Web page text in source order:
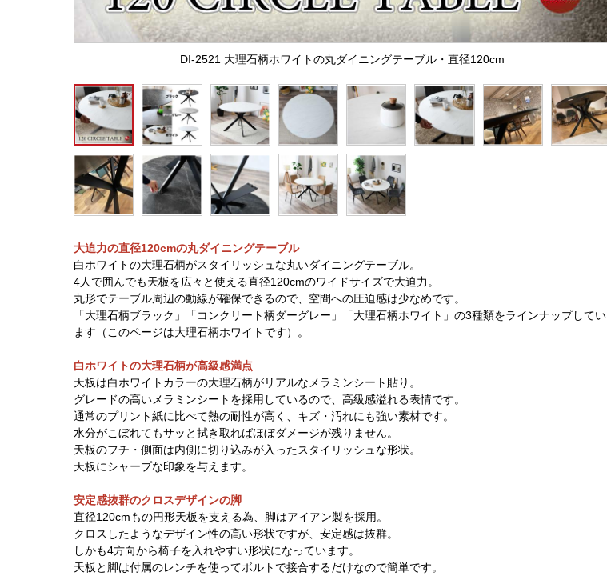
DI-2521 大理石柄ホワイトの丸ダイニングテーブル・直径120cm
大迫力の直径120cmの丸ダイニングテーブル
白ホワイトの大理石柄がスタイリッシュな丸いダイニングテーブル。
4人で囲んでも天板を広々と使える直径120cmのワイドサイズで大迫力。
丸形でテーブル周辺の動線が確保できるので、空間への圧迫感は少なめです。
「大理石柄ブラック」「コンクリート柄ダーグレー」「大理石柄ホワイト」の3種類をラインナップしてい
ます（このページは大理石柄ホワイトです）。
白ホワイトの大理石柄が高級感満点
天板は白ホワイトカラーの大理石柄がリアルなメラミンシート貼り。
グレードの高いメラミンシートを採用しているので、高級感溢れる表情です。
通常のプリント紙に比べて熱の耐性が高く、キズ・汚れにも強い素材です。
水分がこぼれてもサッと拭き取ればほぼダメージが残りません。
天板のフチ・側面は内側に切り込みが入ったスタイリッシュな形状。
天板にシャープな印象を与えます。
安定感抜群のクロスデザインの脚
直径120cmもの円形天板を支える為、脚はアイアン製を採用。
クロスしたようなデザイン性の高い形状ですが、安定感は抜群。
しかも4方向から椅子を入れやすい形状になっています。
天板と脚は付属のレンチを使ってボルトで接合するだけなので簡単です。